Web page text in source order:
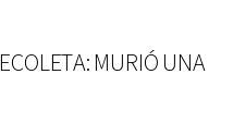
MURIÓ UNA